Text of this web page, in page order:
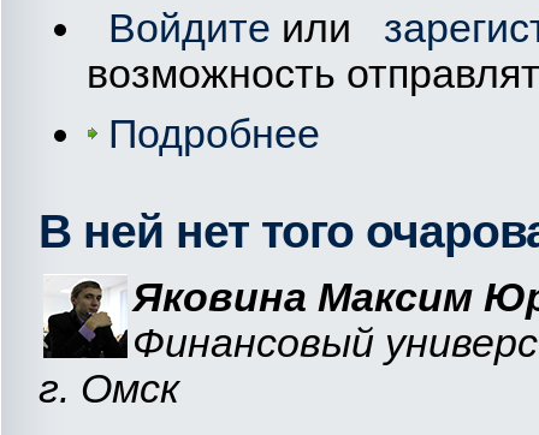
Войдите или
возможность
Подробнее
В ней нет того
Яковина Максим
Финансовый
г. Омск